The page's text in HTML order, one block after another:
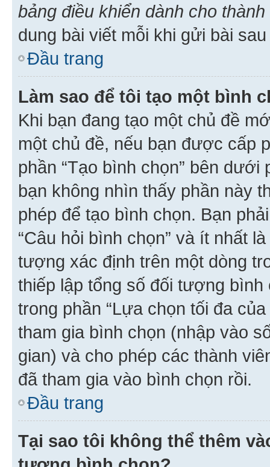
bảng điều khiển dành cho
dung bài viết mỗi khi gửi bài sau
Đầu trang
Làm sao để tôi tạo một bình
Khi bạn đang tạo một chủ đề
một chủ đề, nếu bạn được cấp
phần “Tạo bình chọn” bên
bạn không nhìn thấy phần này
phép để tạo bình chọn. Bạn
“Câu hỏi bình chọn” và ít nhất
tượng xác định trên một dòng
thiếp lập tổng số đối tượng
trong phần “Lựa chọn tối đa
tham gia bình chọn (nhập vào
gian) và cho phép các thành
đã tham gia vào bình chọn rồi.
Đầu trang
Tại sao tôi không thể thêm